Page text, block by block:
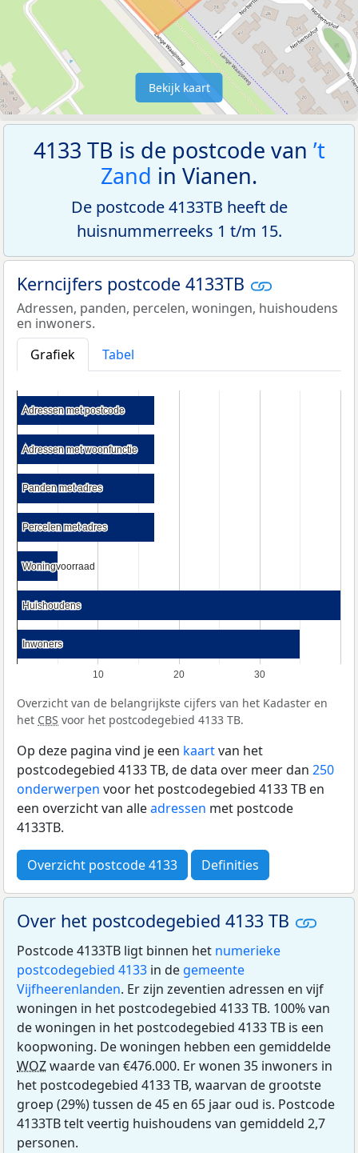
Bekijk kaart
4133 TB is de postcode van ’t
Zand in Vianen.
De postcode 4133TB heeft de
huisnummerreeks 1 t/m 15.
Kerncijfers postcode 4133TB
Adressen, panden, percelen, woningen, huishoudens
en inwoners.
Grafiek
Tabel
10 20 30
Adressen met postcode
Adressen met postcode
Adressen met woonfunctie
Adressen met woonfunctie
Panden met adres
Panden met adres
Percelen met adres
Percelen met adres
Woningvoorraad
Woningvoorraad
Huishoudens
Huishoudens
Inwoners
Inwoners
Overzicht van de belangrijkste cijfers van het Kadaster en
het CBS voor het postcodegebied 4133 TB.
Op deze pagina vind je een kaartvan het
postcodegebied 4133 TB, de data over meer dan 250
onderwerpen voor het postcodegebied 4133 TB en
een overzicht van alleadressen met postcode
4133TB.
Overzicht postcode 4133 Definities
Over het postcodegebied 4133 TB
Postcode 4133TB ligt binnen het numerieke
postcodegebied 4133 in de gemeente
Vijfheerenlanden. Er zijn zeventien adressen en vijf
woningen in het postcodegebied 4133 TB. 100% van
de woningen in het postcodegebied 4133 TB is een
koopwoning. De woningen hebben een gemiddelde
WOZwaarde van €476.000. Er wonen 35 inwoners in
het postcodegebied 4133 TB, waarvan de grootste
groep (29%) tussen de 45 en 65 jaar oud is. Postcode
4133TB telt veertig huishoudens van gemiddeld 2,7
personen.